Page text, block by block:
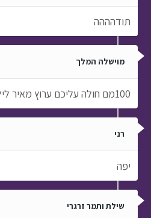
תודהההה
מוישלה המלך
100מם חולה עליכם ערוץ מאיר לילדים תודה יפה מאוד
רני
יפה
שילת ותמר זרגרי